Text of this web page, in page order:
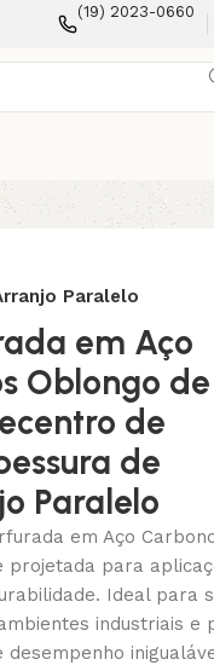
(19) 2023-0660
Paralelo
em Aço
Oblongo de
de
de
Paralelo
em Aço
projetada para
Ideal para
industriais e